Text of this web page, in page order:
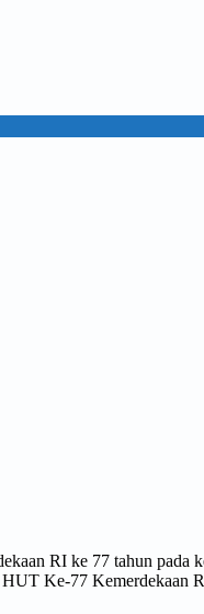
RI ke 77 tahun pada
Ke-77 Kemerdekaan